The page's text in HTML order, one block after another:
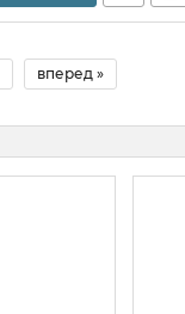
вперед »